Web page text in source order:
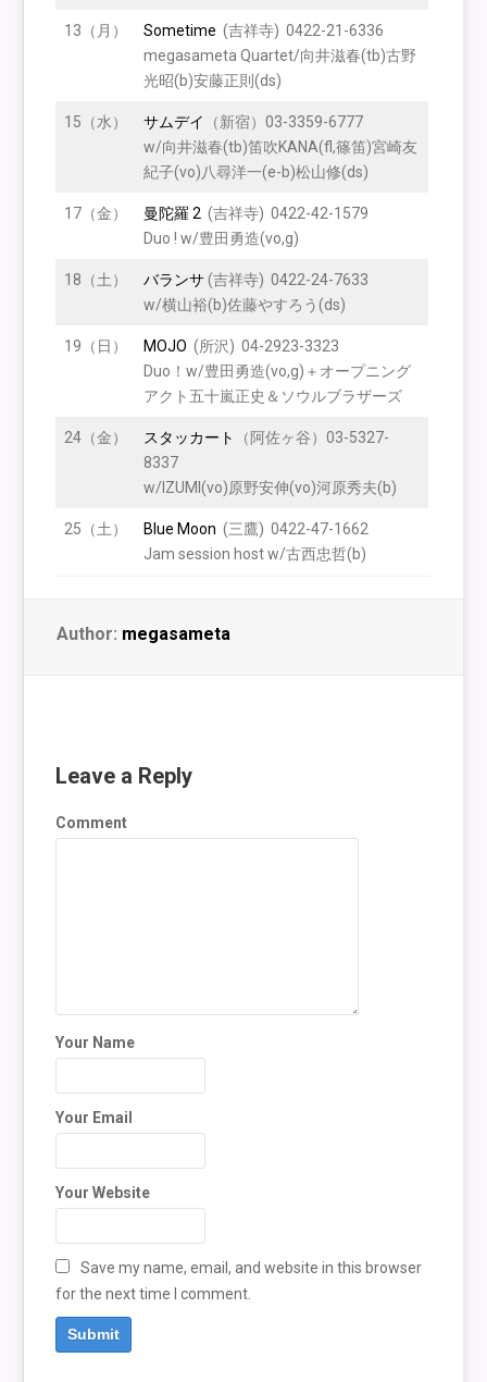
13（月） Sometime (吉祥寺) 0422-21-6336
megasameta Quartet/向井滋春(tb)古野
光昭(b)安藤正則(ds)
15（水） サムデイ
（新宿）03-3359-6777
w/向井滋春(tb)笛吹KANA(fl,篠笛)宮崎友
紀子(vo)八尋洋一(e-b)松山修(ds)
17（金） 曼陀羅 2 (吉祥寺) 0422-42-1579
Duo ! w/豊田勇造(vo,g)
18（土） バランサ(吉祥寺) 0422-24-7633
w/横山裕(b)佐藤やすろう(ds)
19（日） MOJO (所沢) 04-2923-3323
Duo！w/豊田勇造(vo,g)＋オープニング
アクト五十嵐正史＆ソウルブラザーズ
24（金） スタッカート
（阿佐ヶ谷）03-5327-
8337
w/IZUMI(vo)原野安伸(vo)河原秀夫(b)
25（土） Blue Moon (三鷹) 0422-47-1662
Jam session host w/古西忠哲(b)
Author: megasameta
Leave a Reply
Comment
Your Name
Your Email
Your Website
Save my name, email, and website in this browser
for the next time I comment.